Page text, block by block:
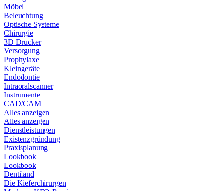
Möbel
Beleuchtung
Optische Systeme
Chirurgie
3D Drucker
Versorgung
Prophylaxe
Kleingeräte
Endodontie
Intraoralscanner
Instrumente
CAD/CAM
Alles anzeigen
Alles anzeigen
Dienstleistungen
Existenzgründung
Praxisplanung
Lookbook
Lookbook
Dentiland
Die Kieferchirurgen